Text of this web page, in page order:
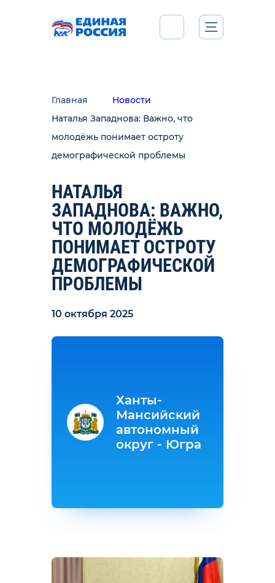
Главная
Новости
Наталья Западнова: Важно, что
молодёжь понимает остроту
демографической проблемы
НАТАЛЬЯ
ЗАПАДНОВА: ВАЖНО,
ЧТО МОЛОДЁЖЬ
ПОНИМАЕТ ОСТРОТУ
ДЕМОГРАФИЧЕСКОЙ
ПРОБЛЕМЫ
10 октября 2025
Ханты-
Мансийский
автономный
округ - Югра